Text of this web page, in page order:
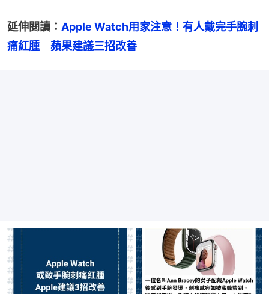
延伸閱讀： Apple Watch用家注意！有人戴完手腕刺
痛紅腫　蘋果建議三招改善